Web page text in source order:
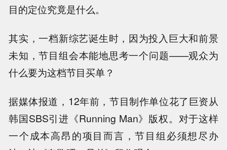
目的定位究竟是什么。
其实，一档新综艺诞生时，因为投入巨大和前景
未知，节目组会本能地思考一个问题——观众为
什么要为这档节目买单？
据媒体报道，12年前，节目制作单位花了巨资从
韩国SBS引进《Running Man》版权。对于这样
一个成本高昂的项目而言，节目组必须想尽办